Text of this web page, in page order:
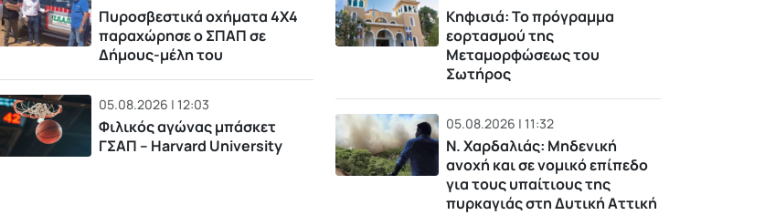
Πυροσβεστικά οχήματα 4Χ4
παραχώρησε ο ΣΠΑΠ σε
Δήμους-μέλη του
05.08.2026 | 12:03
Φιλικός αγώνας μπάσκετ
ΓΣΑΠ – Harvard University
Κηφισιά: Το πρόγραμμα
εορτασμού της
Μεταμορφώσεως του
Σωτήρος
05.08.2026 | 11:32
Ν. Χαρδαλιάς: Μηδενική
ανοχή και σε νομικό επίπεδο
για τους υπαίτιους της
πυρκαγιάς στη Δυτική Αττική